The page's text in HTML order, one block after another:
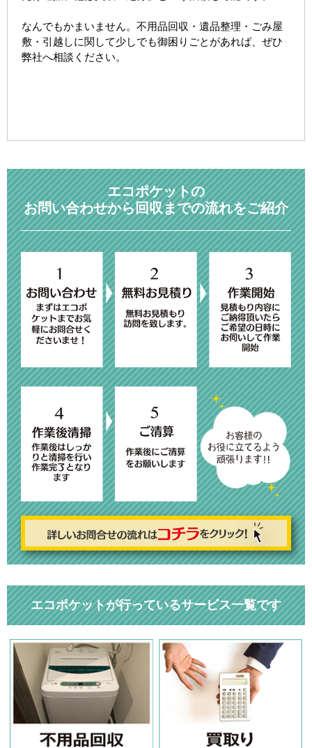
なんでもかまいません。不用品回収・遺品整理・ごみ屋
敷・引越しに関して少しでも御困りごとがあれば、ぜひ
弊社へ相談ください。
エコポケットの
お問い合わせから回収までの流れをご紹介
エコポケットが行っているサービス一覧です